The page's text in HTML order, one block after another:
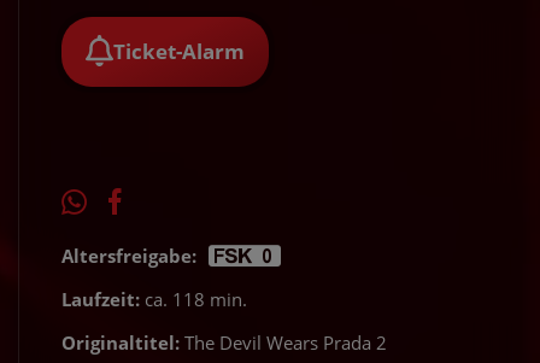
Ticket-Alarm
Altersfreigabe:
Laufzeit: ca. 118 min.
Originaltitel: The Devil Wears Prada 2